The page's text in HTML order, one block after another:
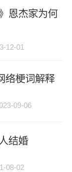
恩杰家为何
12-01
络梗词解释
09-06
结婚
08-02